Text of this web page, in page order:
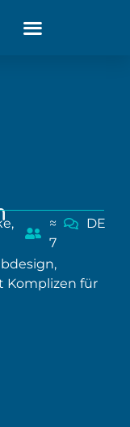
≈
7
DE
Komplizen für